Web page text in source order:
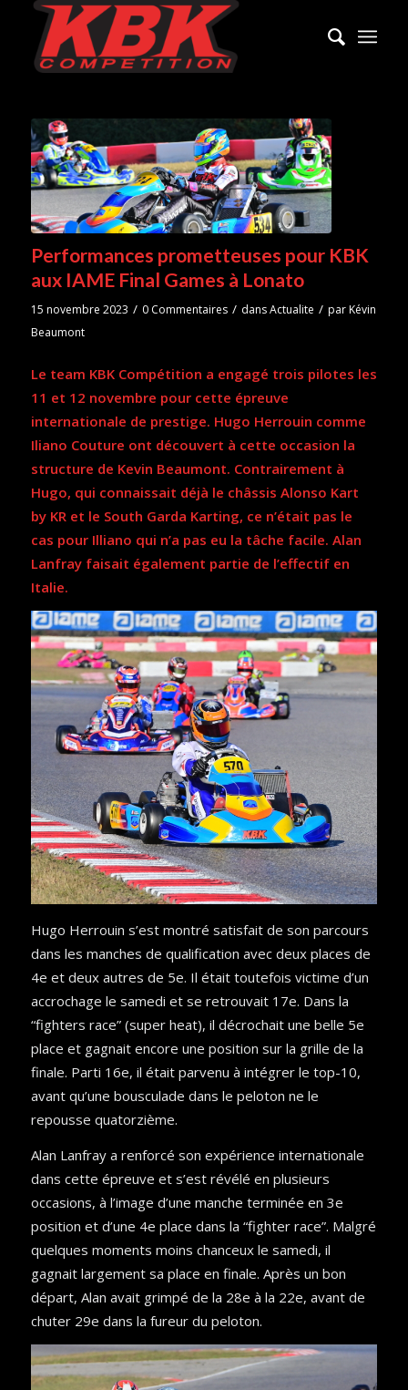
Performances prometteuses pour KBK
aux IAME Final Games à Lonato
15 novembre 2023 / 0 Commentaires / dansActualite / parKévin
Beaumont
Le team KBK Compétition a engagé trois pilotes les
11 et 12 novembre pour cette épreuve
internationale de prestige. Hugo Herrouin comme
Iliano Couture ont découvert à cette occasion la
structure de Kevin Beaumont. Contrairement à
Hugo, qui connaissait déjà le châssis Alonso Kart
by KR et le South Garda Karting, ce n’était pas le
cas pour Illiano qui n’a pas eu la tâche facile. Alan
Lanfray faisait également partie de l’effectif en
Italie.
Hugo Herrouin s’est montré satisfait de son parcours
dans les manches de qualification avec deux places de
4e et deux autres de 5e. Il était toutefois victime d’un
accrochage le samedi et se retrouvait 17e. Dans la
“fighters race” (super heat), il décrochait une belle 5e
place et gagnait encore une position sur la grille de la
finale. Parti 16e, il était parvenu à intégrer le top-10,
avant qu’une bousculade dans le peloton ne le
repousse quatorzième.
Alan Lanfray a renforcé son expérience internationale
dans cette épreuve et s’est révélé en plusieurs
occasions, à l’image d’une manche terminée en 3e
position et d’une 4e place dans la “fighter race”. Malgré
quelques moments moins chanceux le samedi, il
gagnait largement sa place en finale. Après un bon
départ, Alan avait grimpé de la 28e à la 22e, avant de
chuter 29e dans la fureur du peloton.